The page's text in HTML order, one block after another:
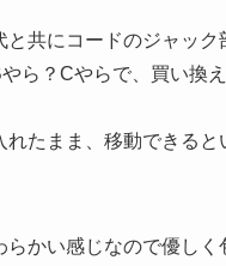
共にコードのジャッ
ら？Cやらで、買い換
たまま、移動できると
かい感じなので優し